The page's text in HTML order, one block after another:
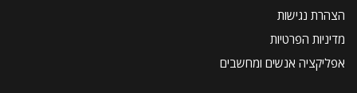
הצהרת נגישות
מדיניות הפרטיות
אפליקציה אנשים ומחשבים